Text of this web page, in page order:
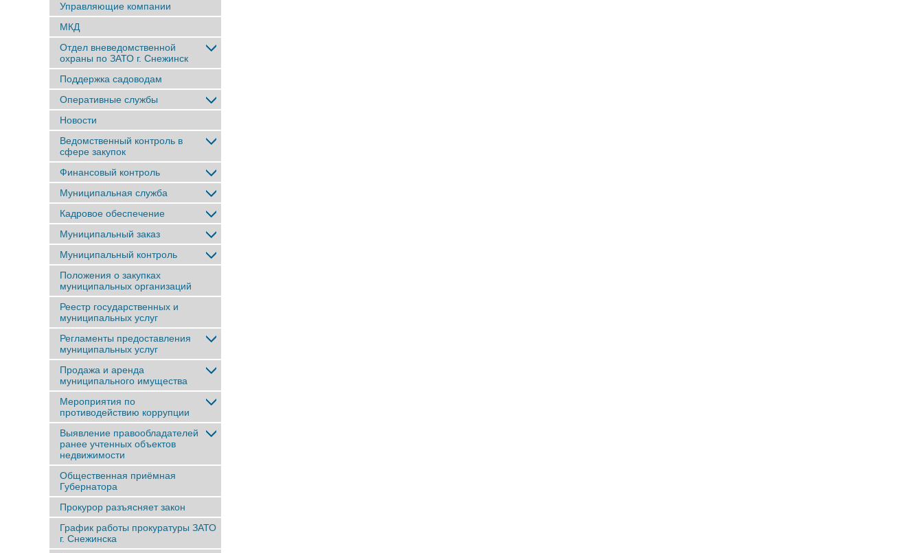
Управляющие компании
МКД
Отдел вневедомственной
охраны по ЗАТО г. Снежинск
Поддержка садоводам
Оперативные службы
Новости
Ведомственный контроль в
сфере закупок
Финансовый контроль
Муниципальная служба
Кадровое обеспечение
Муниципальный заказ
Муниципальный контроль
Положения о закупках
муниципальных организаций
Реестр государственных и
муниципальных услуг
Регламенты предоставления
муниципальных услуг
Продажа и аренда
муниципального имущества
Мероприятия по
противодействию коррупции
Выявление правообладателей
ранее учтенныx объектов
недвижимости
Общественная приёмная
Губернатора
Прокурор разъясняет закон
График работы прокуратуры ЗАТО
г. Снежинска